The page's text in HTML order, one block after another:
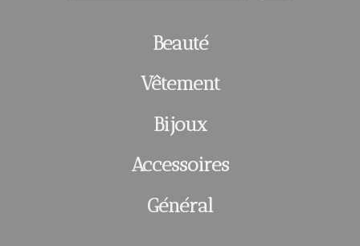
Beauté
Vêtement
Bijoux
Accessoires
Général